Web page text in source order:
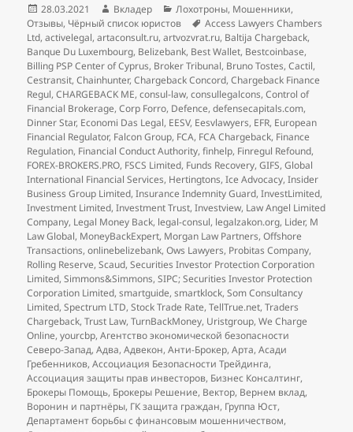
Опубликовано
28.03.2021 Автор
Вкладер Рубрики
Лохотроны, Мошенники,
Отзывы, Чёрный список юристов Метки
Access Lawyers Chambers
Ltd,activelegal,artaconsult.ru,artvozvrat.ru, Baltija Chargeback,
Banque Du Luxembourg, Belizebank, Best Wallet, Bestcoinbase,
Billing PSP Center of Cyprus, Broker Tribunal, Bruno Tostes,Cactil,
Cestransit,Chainhunter,Chargeback Concord,Chargeback Finance
Regul,CHARGEBACK ME,consul-law,consullegalcons,Control of
Financial Brokerage,Corp Forro, Defence,defensecapitals.com,
Dinner Star, Economi Das Legal, EESV, Eesvlawyers, EFR, European
Financial Regulator, Falcon Group, FCA, FCA Chargeback, Finance
Regulation, Financial Conduct Authority,finhelp, Finregul Refound,
FOREX-BROKERS.PRO, FSCS Limited, Funds Recovery,GIFS,Global
International Financial Services, Hertingtons,Ice Advocacy,Insider
Business Group Limited,Insurance Indemnity Guard,InvestLimited,
Investment Limited,Investment Trust,Investview, Law Angel Limited
Company, Legal Money Back, legal-consul, legalzakon.org, Lider, M
Law Global, MoneyBackExpert, Morgan Law Partners,Offshore
Transactions,onlinebelizebank,Ows Lawyers, Probitas Company,
Rolling Reserve,Scaud,Securities Investor Protection Corporation
Limited,Simmons&Simmons,SIPC; Securities Investor Protection
Corporation Limited,smartguide,smartklock,Som Consultancy
Limited,Spectrum LTD,Stock Trade Rate,TellTrue.net,Traders
Chargeback,Trust Law,TurnBackMoney, Uristgroup,We Charge
Online,yourcbp,Агентство экономической безопасности
Северо-Запад,Адва,Адвекон,Анти-Брокер,Арта,Асади
Гребенников,Ассоциация Безопасности Трейдинга,
Ассоциация защиты прав инвесторов, Бизнес Консалтинг,
Брокеры Помощь, Брокеры Решение, Вектор, Вернем вклад,
Воронин и партнёры, ГК защита граждан, Группа Юст,
Департамент борьбы с финансовым мошенничеством,